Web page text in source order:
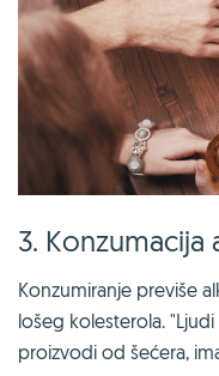
3. Konzumacija
Konzumiranje previše
lošeg kolesterola.
proizvodi od šećera,